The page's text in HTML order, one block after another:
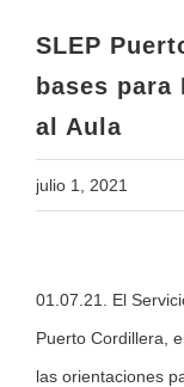
SLEP
bases para
al Aula
julio 1, 2021
Larger
Image
01.07.21. El
Puerto Cordillera,
las orientaciones